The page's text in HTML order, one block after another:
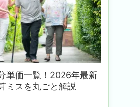
単価一覧！2026年最新
ミスを丸ごと解説